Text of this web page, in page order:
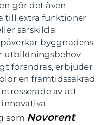
gör det även
till extra funktioner
särskilda
byggnadens
utbildningsbehov
förändras, erbjuder
en framtidssäkrad
av att
som Novorent